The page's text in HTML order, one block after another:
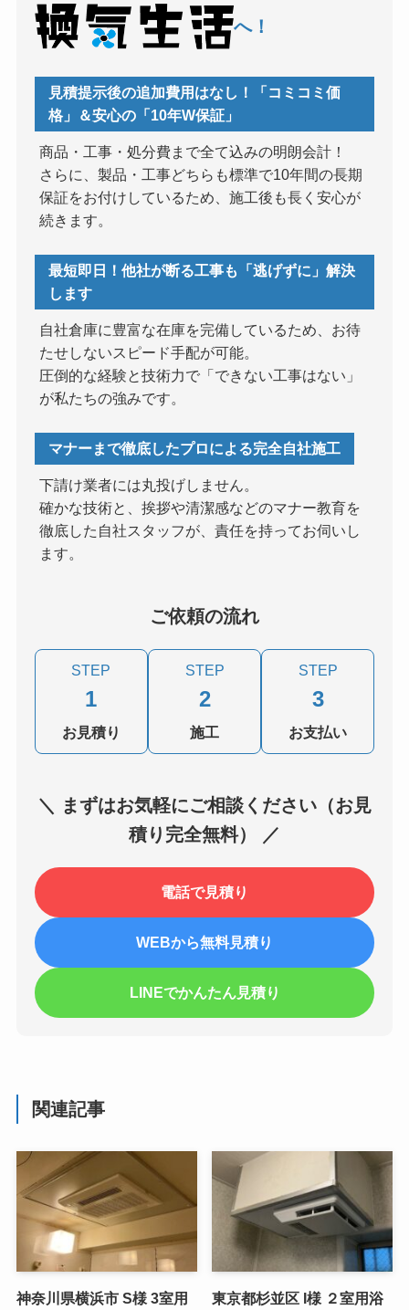
へ！
見積提示後の追加費用はなし！「コミコミ価
格」＆安心の「10年W保証」
商品・工事・処分費まで全て込みの明朗会計！
さらに、製品・工事どちらも標準で10年間の長期
保証をお付けしているため、施工後も長く安心が
続きます。
最短即日！他社が断る工事も「逃げずに」解決
します
自社倉庫に豊富な在庫を完備しているため、お待
たせしないスピード手配が可能。
圧倒的な経験と技術力で「できない工事はない」
が私たちの強みです。
マナーまで徹底したプロによる完全自社施工
下請け業者には丸投げしません。
確かな技術と、挨拶や清潔感などのマナー教育を
徹底した自社スタッフが、責任を持ってお伺いし
ます。
ご依頼の流れ
STEP
1
お見積り
STEP
2
施工
STEP
3
お支払い
＼ まずはお気軽にご相談ください（お見
積り完全無料） ／
電話で見積り
WEBから無料見積り
LINEでかんたん見積り
関連記事
神奈川県横浜市 S様 3室用
東京都杉並区 I様 ２室用浴